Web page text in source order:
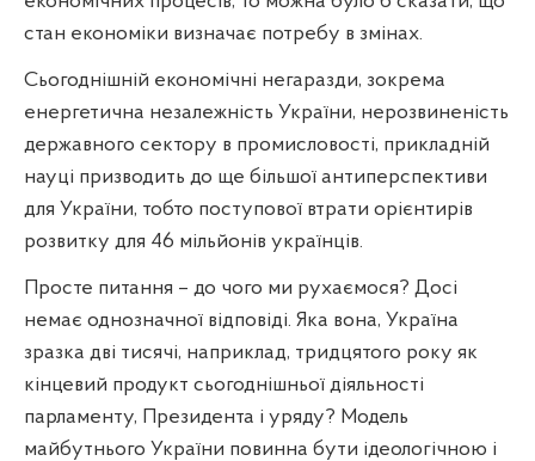
стан економіки визначає потребу в змінах.
Сьогоднішній економічні негаразди, зокрема
енергетична незалежність України, нерозвиненість
державного сектору в промисловості, прикладній
науці призводить до ще більшої антиперспективи
для України, тобто поступової втрати орієнтирів
розвитку для 46 мільйонів українців.
Просте питання – до чого ми рухаємося? Досі
немає однозначної відповіді. Яка вона, Україна
зразка дві тисячі, наприклад, тридцятого року як
кінцевий продукт сьогоднішньої діяльності
парламенту, Президента і уряду? Модель
майбутнього України повинна бути ідеологічною і